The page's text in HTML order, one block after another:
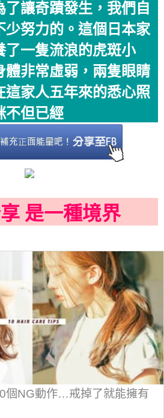
讓奇蹟發生，我們自
少努力的。這個日本家
了一隻流浪的虎斑小
體非常虛弱，兩隻眼睛
這家人五年來的悉心照
不但已經
是一種境界
個NG動作…戒掉了就能擁有